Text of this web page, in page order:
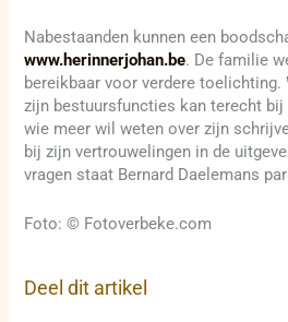
Nabestaanden kunnen een
www.herinnerjohan.be. De familie
bereikbaar voor verdere toelichting.
zijn bestuursfuncties kan terecht bij
wie meer wil weten over zijn
bij zijn vertrouwelingen in de
vragen staat Bernard Daelemans
Foto: © Fotoverbeke.com
Deel dit artikel